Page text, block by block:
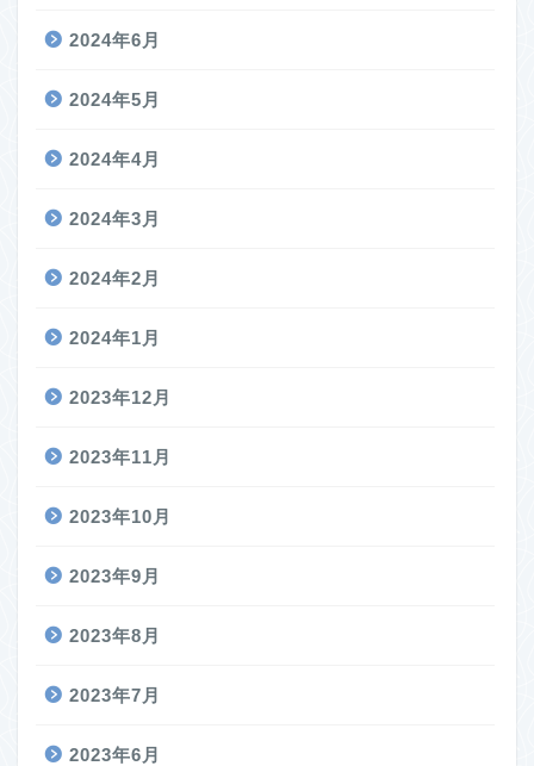
2024年6月
2024年5月
2024年4月
2024年3月
2024年2月
2024年1月
2023年12月
2023年11月
2023年10月
2023年9月
2023年8月
2023年7月
2023年6月